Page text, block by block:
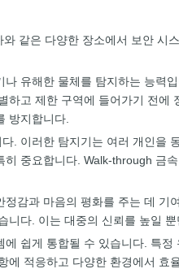
같은 다양한 장소에서 보안
유해한 물체를 탐지하는 능
고 제한 구역에 들어가기 전
방지합니다.
. 이러한 탐지기는 여러 개인
중요합니다. Walk-through
감과 마음의 평화를 주는 데
다. 이는 대중의 신뢰를 높일
쉽게 통합될 수 있습니다. 특
적응하고 다양한 환경에서 효